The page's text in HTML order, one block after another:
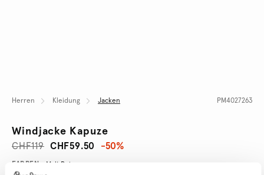
Herren Kleidung Jacken PM4027263
Windjacke Kapuze
CHF59.50
CHF119 -50%
Promotions
Variations
FARBEN: Malt Beige